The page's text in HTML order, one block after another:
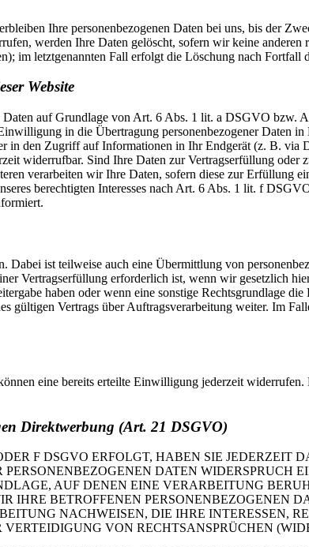
Ihre personenbezogenen Daten bei uns, bis der
werden Ihre Daten gelöscht, sofern wir keine
im letztgenannten Fall erfolgt die Löschung nach Fortfall
Website
auf Grundlage von Art. 6 Abs. 1 lit. a DSGVO bzw.
in die Übertragung personenbezogener Daten
den Zugriff auf Informationen in Ihr Endgerät (z. B. via
widerrufbar. Sind Ihre Daten zur Vertragserfüllung oder
verarbeiten wir Ihre Daten, sofern diese zur Erfüllung
berechtigten Interesses nach Art. 6 Abs. 1 lit. f
ist teilweise auch eine Übermittlung von
Vertragserfüllung erforderlich ist, wenn wir gesetzlich
haben oder wenn eine sonstige Rechtsgrundlage
gültigen Vertrags über Auftragsverarbeitung weiter. Im
eine bereits erteilte Einwilligung jederzeit
Direktwerbung (Art. 21 DSGVO)
F DSGVO ERFOLGT, HABEN SIE JEDERZEIT
DATEN WIDERSPRUCH
AUF DENEN EINE VERARBEITUNG
IHRE BETROFFENEN PERSONENBEZOGENEN
NACHWEISEN, DIE IHRE INTERESSEN,
VON RECHTSANSPRÜCHEN